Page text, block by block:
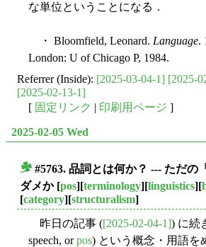
な単位ということになる．
・ Bloomfield, Leonard. Language.
London: U of Chicago P, 1984.
Referrer (Inside): [2025-03-04-1] [2025-
[2025-02-13-1]
[ 固定リンク 印刷用ページ ]
2025-02-05 Wed
#5763. 品詞とは何か？ --- ただの
ダメか[pos][terminology][linguistics][
[category][structuralism]
昨日の記事 ([2025-02-04-1]) に続
speech, orpos) という概念・用語を